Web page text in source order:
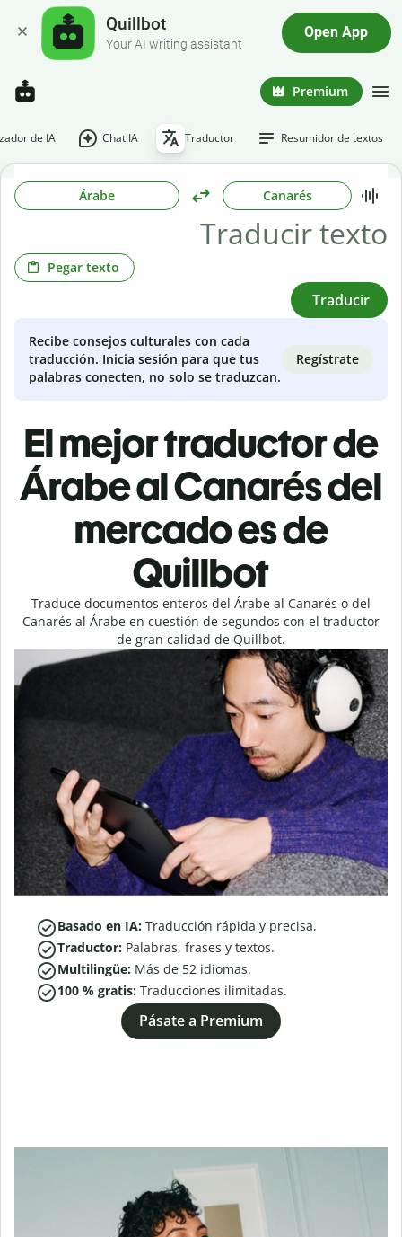
Quillbot
Your AI writing assistant
Open App
Premium
de IA Chat IA Traductor Resumidor de textos
Árabe Canarés
Pegar texto
Traducir
Recibe consejos culturales con cada
traducción. Inicia sesión para que tus
palabras conecten, no solo se traduzcan.
Regístrate
El mejor traductor de
Árabe al Canarés del
mercado es de
Quillbot
Traduce documentos enteros del Árabe al Canarés o del
Canarés al Árabe en cuestión de segundos con el traductor
de gran calidad de Quillbot.
Basado en IA: Traducción rápida y precisa.
Traductor: Palabras, frases y textos.
Multilingüe: Más de 52 idiomas.
100 % gratis: Traducciones ilimitadas.
Pásate a Premium